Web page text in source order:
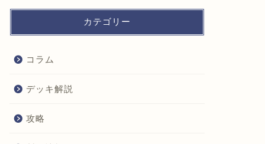
カテゴリー
コラム
デッキ解説
攻略